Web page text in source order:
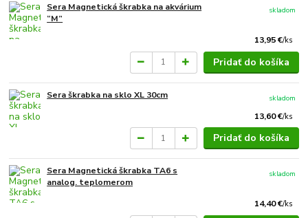
Sera Magnetická škrabka na akvárium
“M”
13,95 €/ks
skladom
Pridať do košíka
Sera škrabka na sklo XL 30cm
13,60 €/ks
skladom
Pridať do košíka
Sera Magnetická škrabka TA6 s
analog. teplomerom
14,40 €/ks
skladom